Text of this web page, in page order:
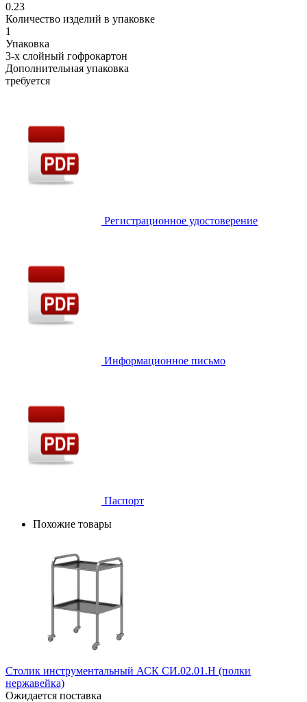
0.23
Количество изделий в упаковке
1
Упаковка
3-х слойный гофрокартон
Дополнительная упаковка
требуется
Регистрационное удостоверение
Информационное письмо
Паспорт
Похожие товары
Столик инструментальный АСК СИ.02.01.Н (полки
нержавейка)
Ожидается поставка